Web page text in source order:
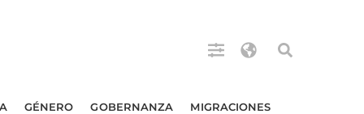
GÉNERO GOBERNANZA MIGRACIONES